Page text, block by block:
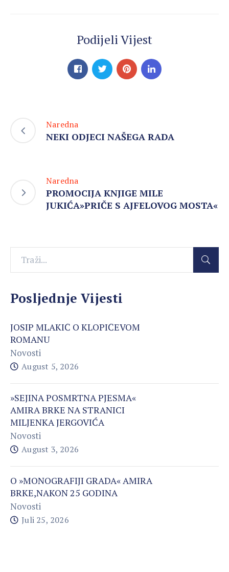
Podijeli Vijest
Naredna
NEKI ODJECI NAŠEGA RADA
Naredna
PROMOCIJA KNJIGE MILE
JUKIĆA»PRIČE S AJFELOVOG MOSTA«
Posljednje Vijesti
JOSIP MLAKIĆ O KLOPIĆEVOM
ROMANU
Novosti
August 5, 2026
»SEJINA POSMRTNA PJESMA«
AMIRA BRKE NA STRANICI
MILJENKA JERGOVIĆA
Novosti
August 3, 2026
O »MONOGRAFIJI GRADA« AMIRA
BRKE,NAKON 25 GODINA
Novosti
Juli 25, 2026